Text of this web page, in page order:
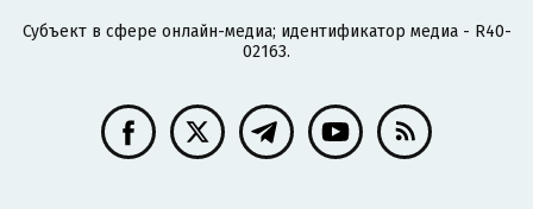
Субъект в сфере онлайн-медиа; идентификатор медиа - R40-
02163.